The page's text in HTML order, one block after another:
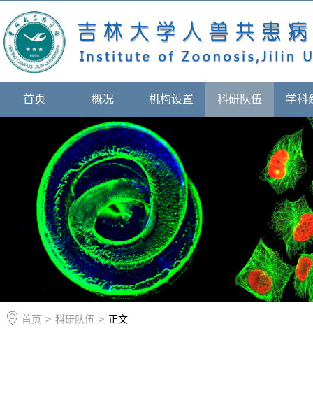
首页 概况 机构设置 科研队伍 学科
首页 > 科研队伍 > 正文